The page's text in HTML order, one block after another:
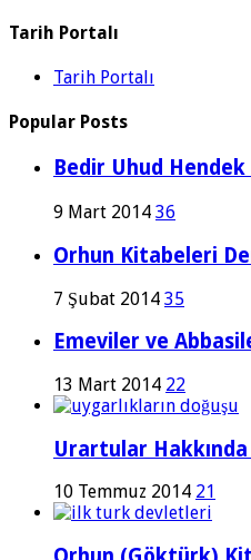
Tarih Portalı
Tarih Portalı
Popular Posts
Bedir Uhud Hendek
9 Mart 2014 36
Orhun Kitabeleri
7 Şubat 2014 35
Emeviler ve
13 Mart 2014 22
Urartular
10 Temmuz 2014 21